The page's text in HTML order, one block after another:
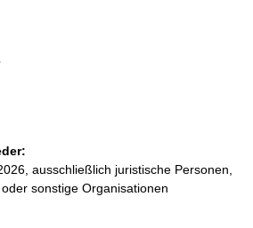
ausschließlich juristische Personen,
sonstige Organisationen